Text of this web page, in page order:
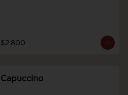
$2.800
Capuccino